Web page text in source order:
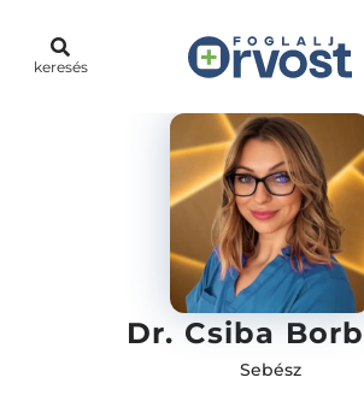
keresés
Dr. Csiba
Sebész